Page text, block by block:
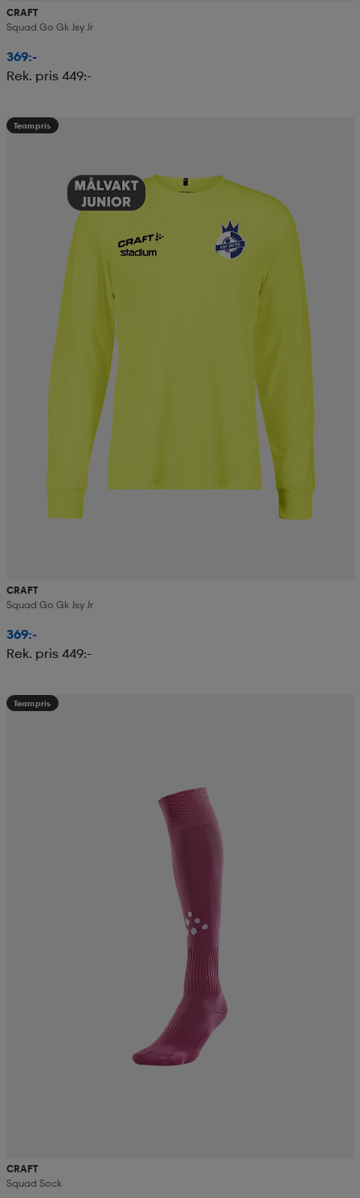
CRAFT
Squad Go Gk Jsy Jr
369:-
Rek. pris 449:-
Teampris
CRAFT
Squad Go Gk Jsy Jr
369:-
Rek. pris 449:-
Teampris
CRAFT
Squad Sock